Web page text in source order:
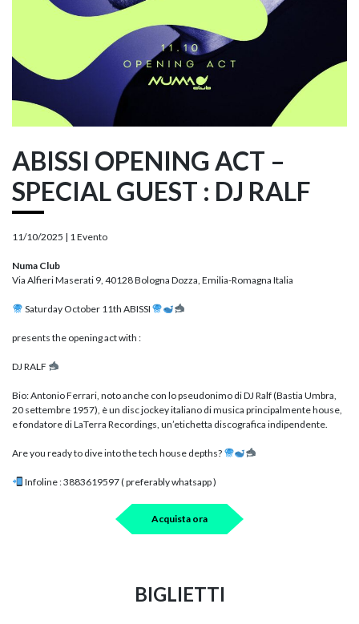
ABISSI OPENING ACT –
SPECIAL GUEST : DJ RALF
11/10/2025 | 1 Evento
Numa Club
Via Alfieri Maserati 9, 40128 Bologna Dozza, Emilia-Romagna Italia
Saturday October 11th ABISSI
presents the opening act with :
DJ RALF
Bio: Antonio Ferrari, noto anche con lo pseudonimo di DJ Ralf (Bastia Umbra,
20 settembre 1957), è un disc jockey italiano di musica principalmente house,
e fondatore di LaTerra Recordings, un’etichetta discografica indipendente.
Are you ready to dive into the tech house depths?
Infoline : 3883619597 ( preferably whatsapp )
Acquista ora
BIGLIETTI